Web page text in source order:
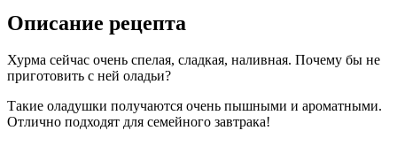
Описание рецепта
Хурма сейчас очень спелая, сладкая, наливная. Почему бы не
приготовить с ней оладьи?
Такие оладушки получаются очень пышными и ароматными.
Отлично подходят для семейного завтрака!